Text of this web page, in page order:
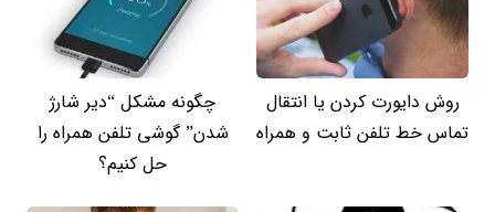
روش دایورت کردن یا انتقال
تماس خط تلفن ثابت و همراه
چگونه مشکل “دیر شارژ
شدن” گوشی تلفن همراه را
حل کنیم؟